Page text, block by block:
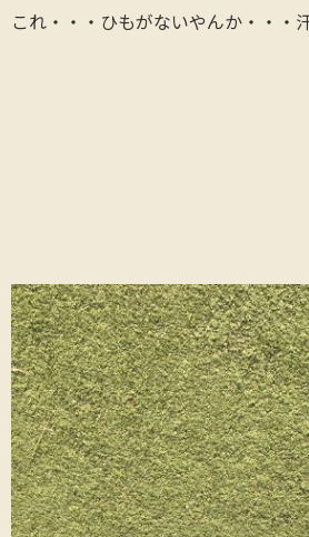
これ・・・ひもがないやんか・・・